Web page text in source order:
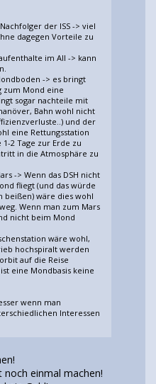
der ISS -> viel
dagegen Vorteile zu
im All -> kann
-> es bringt
zum Mond eine
sogar nachteile mit
Bahn wohl nicht
und der
eine Rettungsstation
2 Tage zur Erde zu
in die Atmosphäre zu
-> Wenn das DSH nicht
fliegt (und das würde
beißen) wäre dies wohl
Wenn man zum Mars
nicht beim Mond
wäre wohl,
hochspiralt werden
auf die Reise
eine Mondbasis keine
wenn man
Interessen
noch einmal machen!